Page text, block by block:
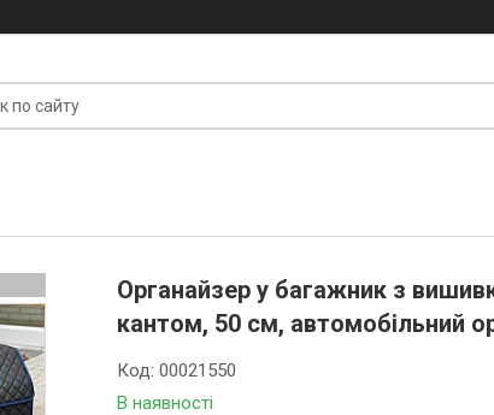
Органайзер у багажник з
кантом, 50 см, автомобільний
В наявності
Код:00021550